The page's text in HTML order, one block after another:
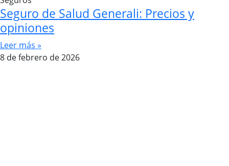
Seguro de Salud Generali: Precios y
opiniones
Leer más »
8 de febrero de 2026